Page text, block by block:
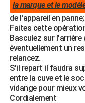
FORUM
Bricolage
Lifestyle
Culture
Sport
Auto
Television
Voyage
Cinema
la marque et le modèle
de l'appareil en
Faites cette
Basculez sur l'arrière
éventuellement un
relancez.
S'il repart il faudra
entre la cuve et le
vidange pour mieux
Cordialement